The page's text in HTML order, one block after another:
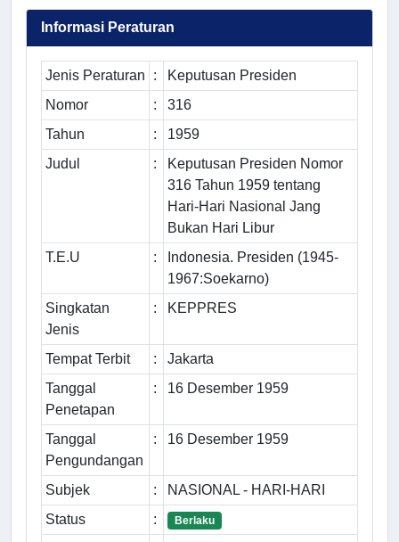
Informasi Peraturan
Jenis Peraturan :
Keputusan Presiden
Nomor
:
316
Tahun
:
1959
Judul
:
Keputusan Presiden Nomor
316 Tahun 1959 tentang
Hari-Hari Nasional Jang
Bukan Hari Libur
T.E.U
:
Indonesia. Presiden (1945-
1967:Soekarno)
Singkatan
Jenis
: KEPPRES
Tempat Terbit :
Jakarta
Tanggal
Penetapan
: 16 Desember 1959
Tanggal
Pengundangan
: 16 Desember 1959
Subjek :
NASIONAL - HARI-HARI
Status
: Berlaku